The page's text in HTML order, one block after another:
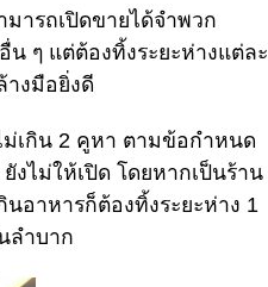
ารถเปิดขายได้จำพวก
น ๆ แต่ต้องทิ้งระยะห่างแต่ละ
างมือยิ่งดี
ม่เกิน 2 คูหา ตามข้อกำหนด
ไม่ให้เปิด โดยหากเป็นร้าน
อาหารก็ต้องทิ้งระยะห่าง 1
ลำบาก